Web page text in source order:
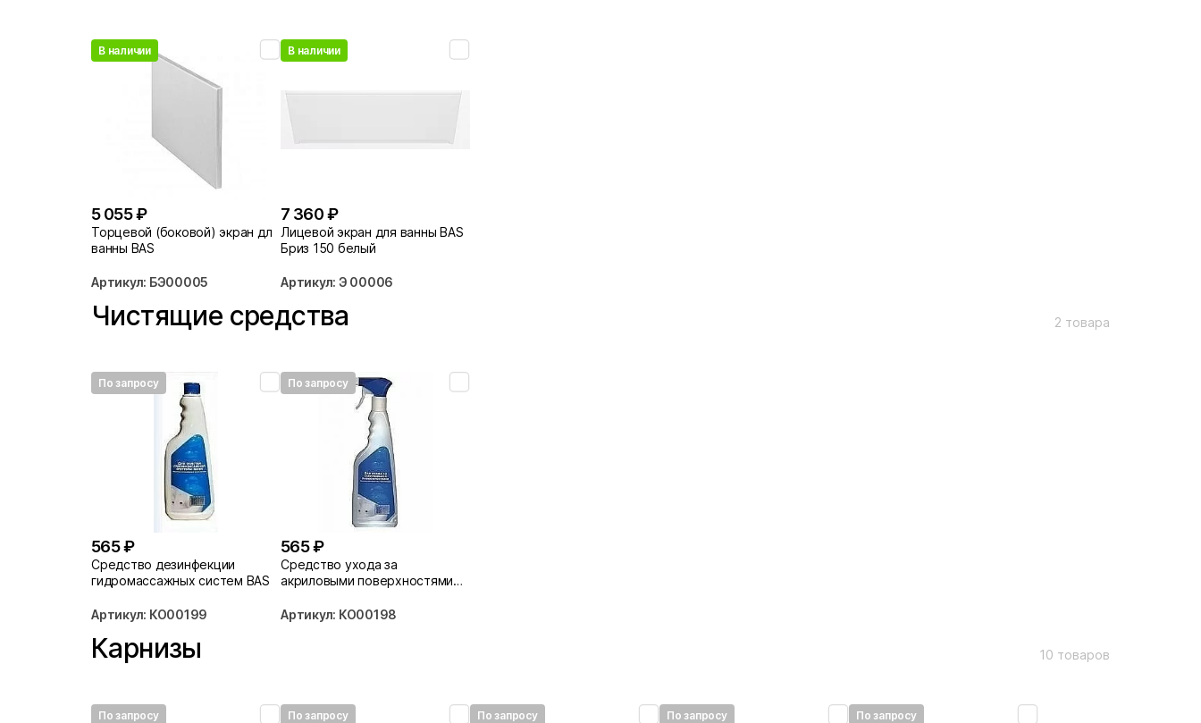
В наличии
5 055 ₽
Торцевой (боковой) экран для
ванны BAS
Артикул: БЭ00005
В наличии
7 360 ₽
Лицевой экран для ванны BAS
Бриз 150 белый
Артикул: Э 00006
Чистящие средства 2 товара
По запросу
565 ₽
Средство дезинфекции
гидромассажных систем BAS
Артикул: КО00199
По запросу
565 ₽
Средство ухода за
акриловыми поверхностями
Артикул: КО00198
Карнизы 10 товаров
По запросу По запросу По запросу По запросу По запросу